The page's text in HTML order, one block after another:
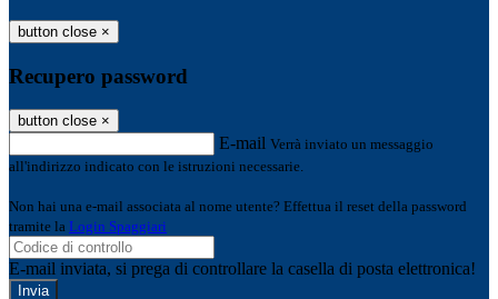
button close ×
Recupero password
button close ×
E-mail Verrà inviato un messaggio
all'indirizzo indicato con le istruzioni necessarie.
Non hai una e-mail associata al nome utente? Effettua il reset della password
tramite la Login Spaggiari
E-mail inviata, si prega di controllare la casella di posta elettronica!